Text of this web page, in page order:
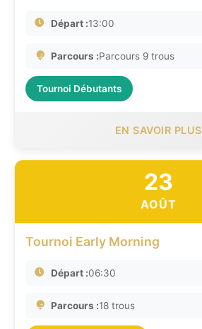
Départ :13:00
Parcours :Parcours 9 trous
Tournoi Débutants
EN SAVOIR PLUS
23
AOÛT
Tournoi Early Morning
Départ :06:30
Parcours :18 trous